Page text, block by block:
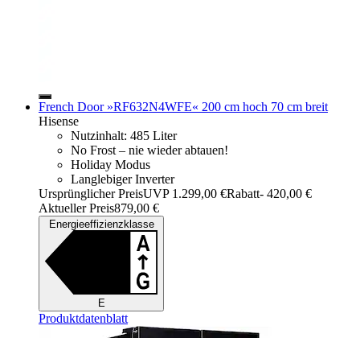
French Door »RF632N4WFE« 200 cm hoch 70 cm breit
Hisense
Nutzinhalt: 485 Liter
No Frost – nie wieder abtauen!
Holiday Modus
Langlebiger Inverter
Ursprünglicher PreisUVP 1.299,00 €Rabatt- 420,00 €
Aktueller Preis879,00 €
Energieeffizienzklasse
E
Produktdatenblatt